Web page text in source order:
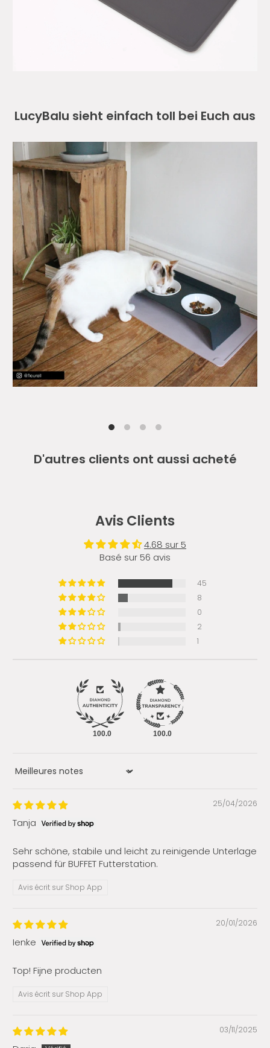
LucyBalu sieht einfach toll bei Euch aus
D'autres clients ont aussi acheté
Avis Clients
4.68 sur 5
Basé sur 56 avis
45
8
0
2
1
100.0 100.0
Sort by
25/04/2026
Tanja
Sehr schöne, stabile und leicht zu reinigende Unterlage
passend für BUFFET Futterstation.
Avis écrit sur Shop App
20/01/2026
Ienke
Top! Fijne producten
Avis écrit sur Shop App
03/11/2025